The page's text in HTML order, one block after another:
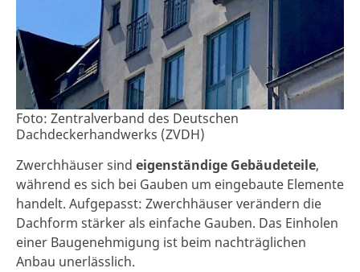
Foto: Zentralverband des Deutschen
Dachdeckerhandwerks (ZVDH)
Zwerchhäuser sind eigenständige Gebäudeteile,
während es sich bei Gauben um eingebaute Elemente
handelt. Aufgepasst: Zwerchhäuser verändern die
Dachform stärker als einfache Gauben. Das Einholen
einer Baugenehmigung ist beim nachträglichen
Anbau unerlässlich.